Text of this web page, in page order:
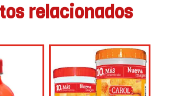
relacionados